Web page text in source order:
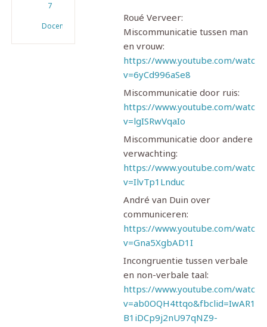
7
Docenten
Roué Verveer:
Miscommunicatie tussen man
en vrouw:
https://www.youtube.com/watch?
v=6yCd996aSe8
Miscommunicatie door ruis:
https://www.youtube.com/watch?
v=lgISRwVqaIo
Miscommunicatie door andere
verwachting:
https://www.youtube.com/watch?
v=IlvTp1Lnduc
André van Duin over
communiceren:
https://www.youtube.com/watch?
v=Gna5XgbAD1I
Incongruentie tussen verbale
en non-verbale taal:
https://www.youtube.com/watch?
B1iDCp9j2nU97qNZ9-